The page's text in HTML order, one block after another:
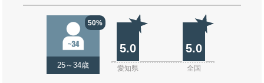
50%
25～34歳
5.0 5.0
愛知県 全国